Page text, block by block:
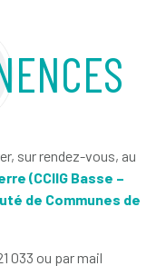
sur rendez-vous, au
(CCIIG Basse –
de Communes de
033 ou par mail